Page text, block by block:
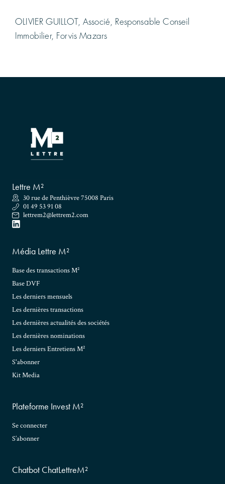
OLIVIER GUILLOT, Associé, Responsable Conseil
Immobilier, Forvis Mazars
Lettre M²
30 rue de Penthièvre 75008 Paris
01 49 53 91 08
lettrem2@lettrem2.com
Média Lettre M²
Base des transactions M²
Base DVF
Les derniers mensuels
Les dernières transactions
Les dernières actualités des sociétés
Les dernières nominations
Les derniers Entretiens M²
S'abonner
Kit Media
Plateforme Invest M²
Se connecter
S’abonner
Chatbot ChatLettreM²